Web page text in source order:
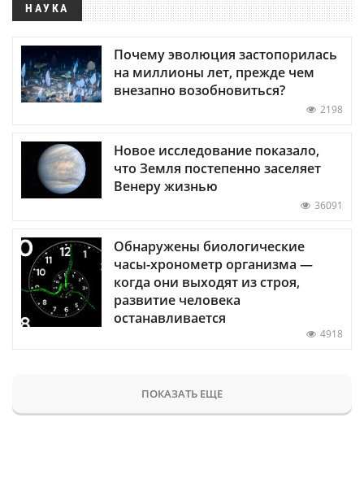
НАУКА
Почему эволюция застопорилась
на миллионы лет, прежде чем
внезапно возобновиться?
2198
Новое исследование показало,
что Земля постепенно заселяет
Венеру жизнью
36091
Обнаружены биологические
часы-хронометр организма —
когда они выходят из строя,
развитие человека
останавливается
4918
ПОКАЗАТЬ ЕЩЕ